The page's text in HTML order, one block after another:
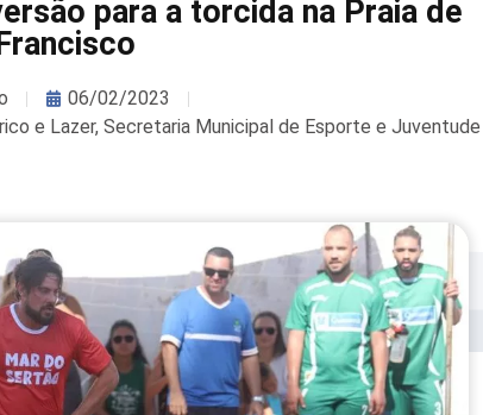
para a torcida na Praia de
06/02/2023
e Lazer, Secretaria Municipal de Esporte e Juventude